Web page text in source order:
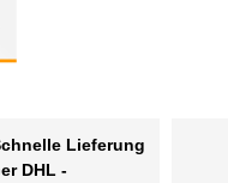
Lieferung
DHL -